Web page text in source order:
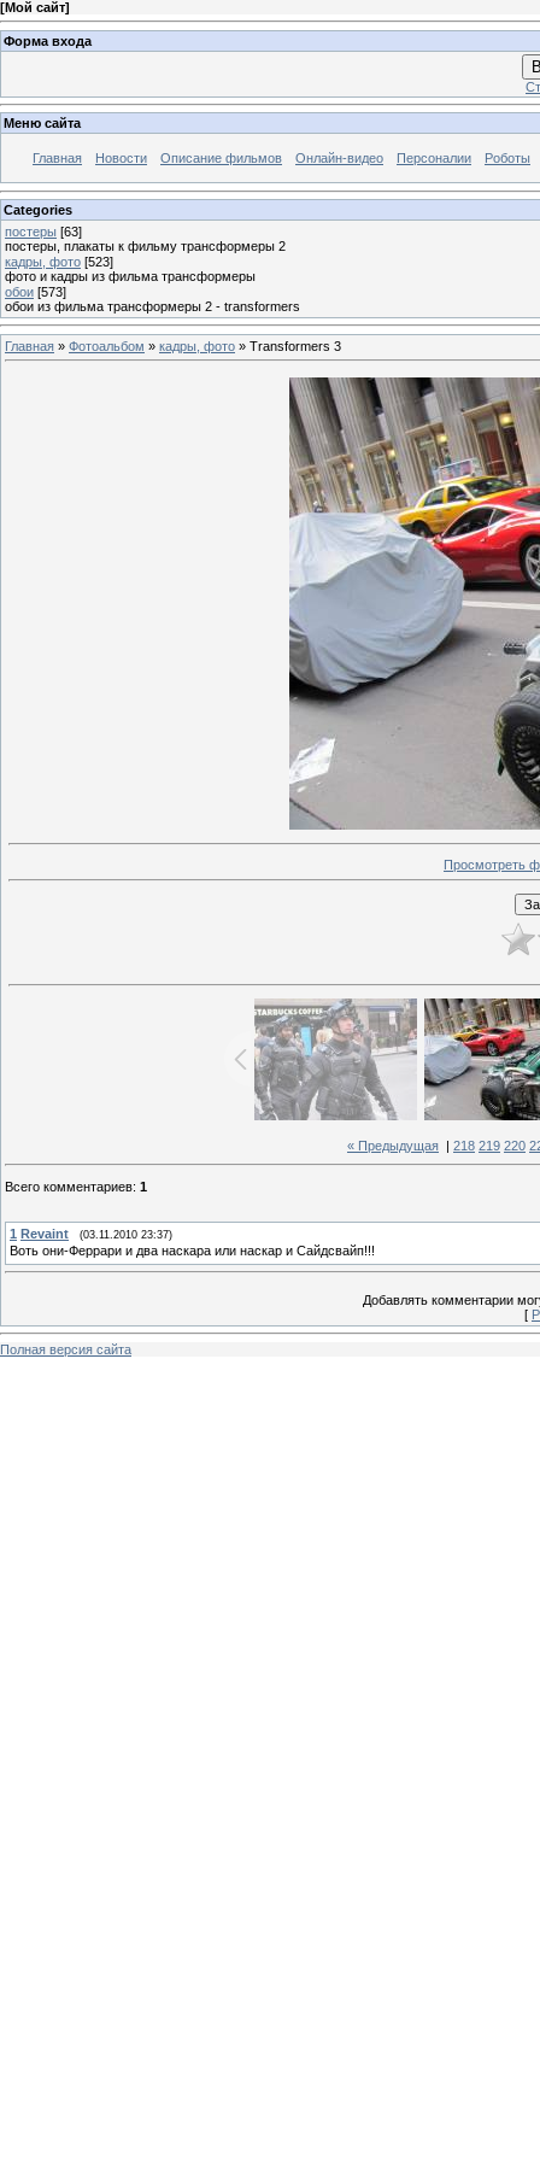
[Мой сайт]
Форма входа
Меню сайта
Главная Новости Описание фильмов Онлайн-видео Персоналии Роботы
Categories
постеры [63]
постеры, плакаты к фильму трансформеры 2
кадры, фото [523]
фото и кадры из фильма трансформеры
обои [573]
обои из фильма трансформеры 2 - transformers
Главная » Фотоальбом » кадры, фото » Transformers 3
Просмотреть
« Предыдущая 218 219 220
Всего комментариев: 1
1 Revaint (03.11.2010 23:37)
Воть они-Феррари и два наскара или наскар и Сайдсвайп!!!
Добавлять комментарии
[
Полная версия сайта